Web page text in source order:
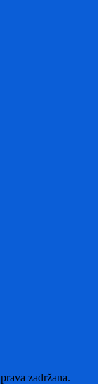
zadržana.